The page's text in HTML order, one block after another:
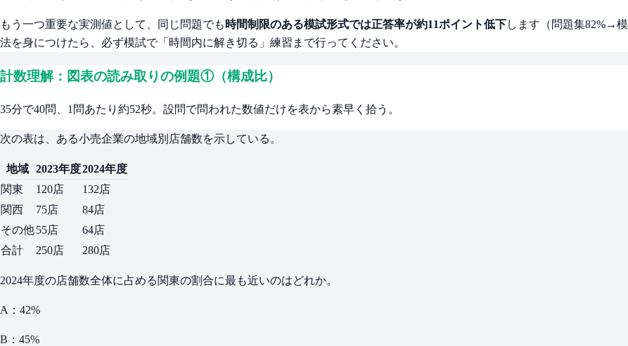
もう一つ重要な実測値として、同じ問題でも時間制限のある模試形式では正答率が約11ポイント低下 します（問題集82%→
法を身につけたら、必ず模試で「時間内に解き切る」練習まで行ってください。
計数理解：図表の読み取りの例題①（構成比）
35分で40問、1問あたり約52秒。設問で問われた数値だけを表から素早く拾う。
次の表は、ある小売企業の地域別店舗数を示している。
地域 2023年度2024年度
関東
120店
132店
関西
75店
84店
その他55店
64店
合計
250店 280店
2024年度の店舗数全体に占める関東の割合に最も近いのはどれか。
A：42%
B：45%